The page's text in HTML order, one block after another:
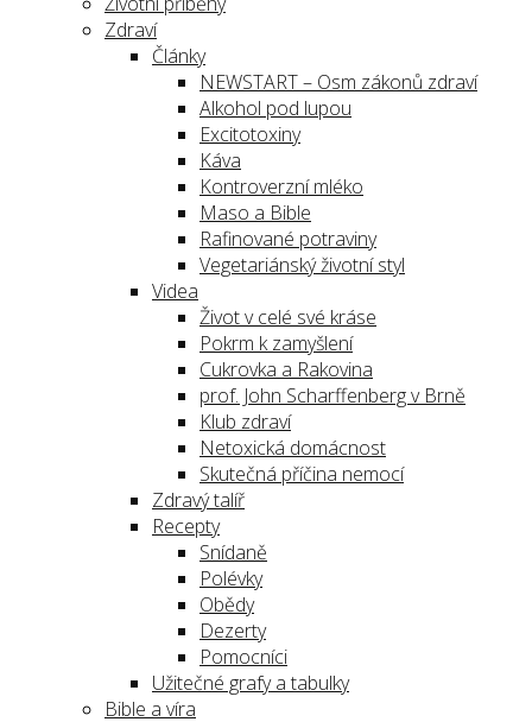
Zdraví
Články
NEWSTART – Osm zákonů zdraví
Alkohol pod lupou
Excitotoxiny
Káva
Kontroverzní mléko
Maso a Bible
Rafinované potraviny
Vegetariánský životní styl
Videa
Život v celé své kráse
Pokrm k zamyšlení
Cukrovka a Rakovina
prof. John Scharffenberg v Brně
Klub zdraví
Netoxická domácnost
Skutečná příčina nemocí
Zdravý talíř
Recepty
Snídaně
Polévky
Obědy
Dezerty
Pomocníci
Užitečné grafy a tabulky
Bible a víra